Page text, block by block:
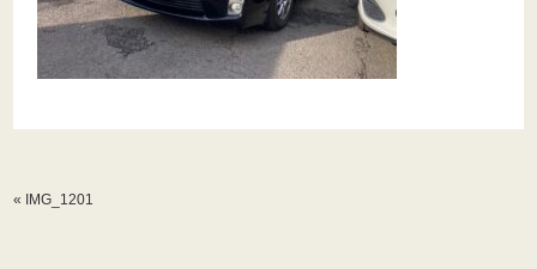
« IMG_1201